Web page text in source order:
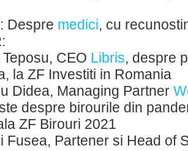
: Despre medici, cu
:
CEO Libris, despre
la ZF Investiti in Romania
Didea, Managing Partner
despre birourile din
ZF Birouri 2021
Fusea, Partener si Head of